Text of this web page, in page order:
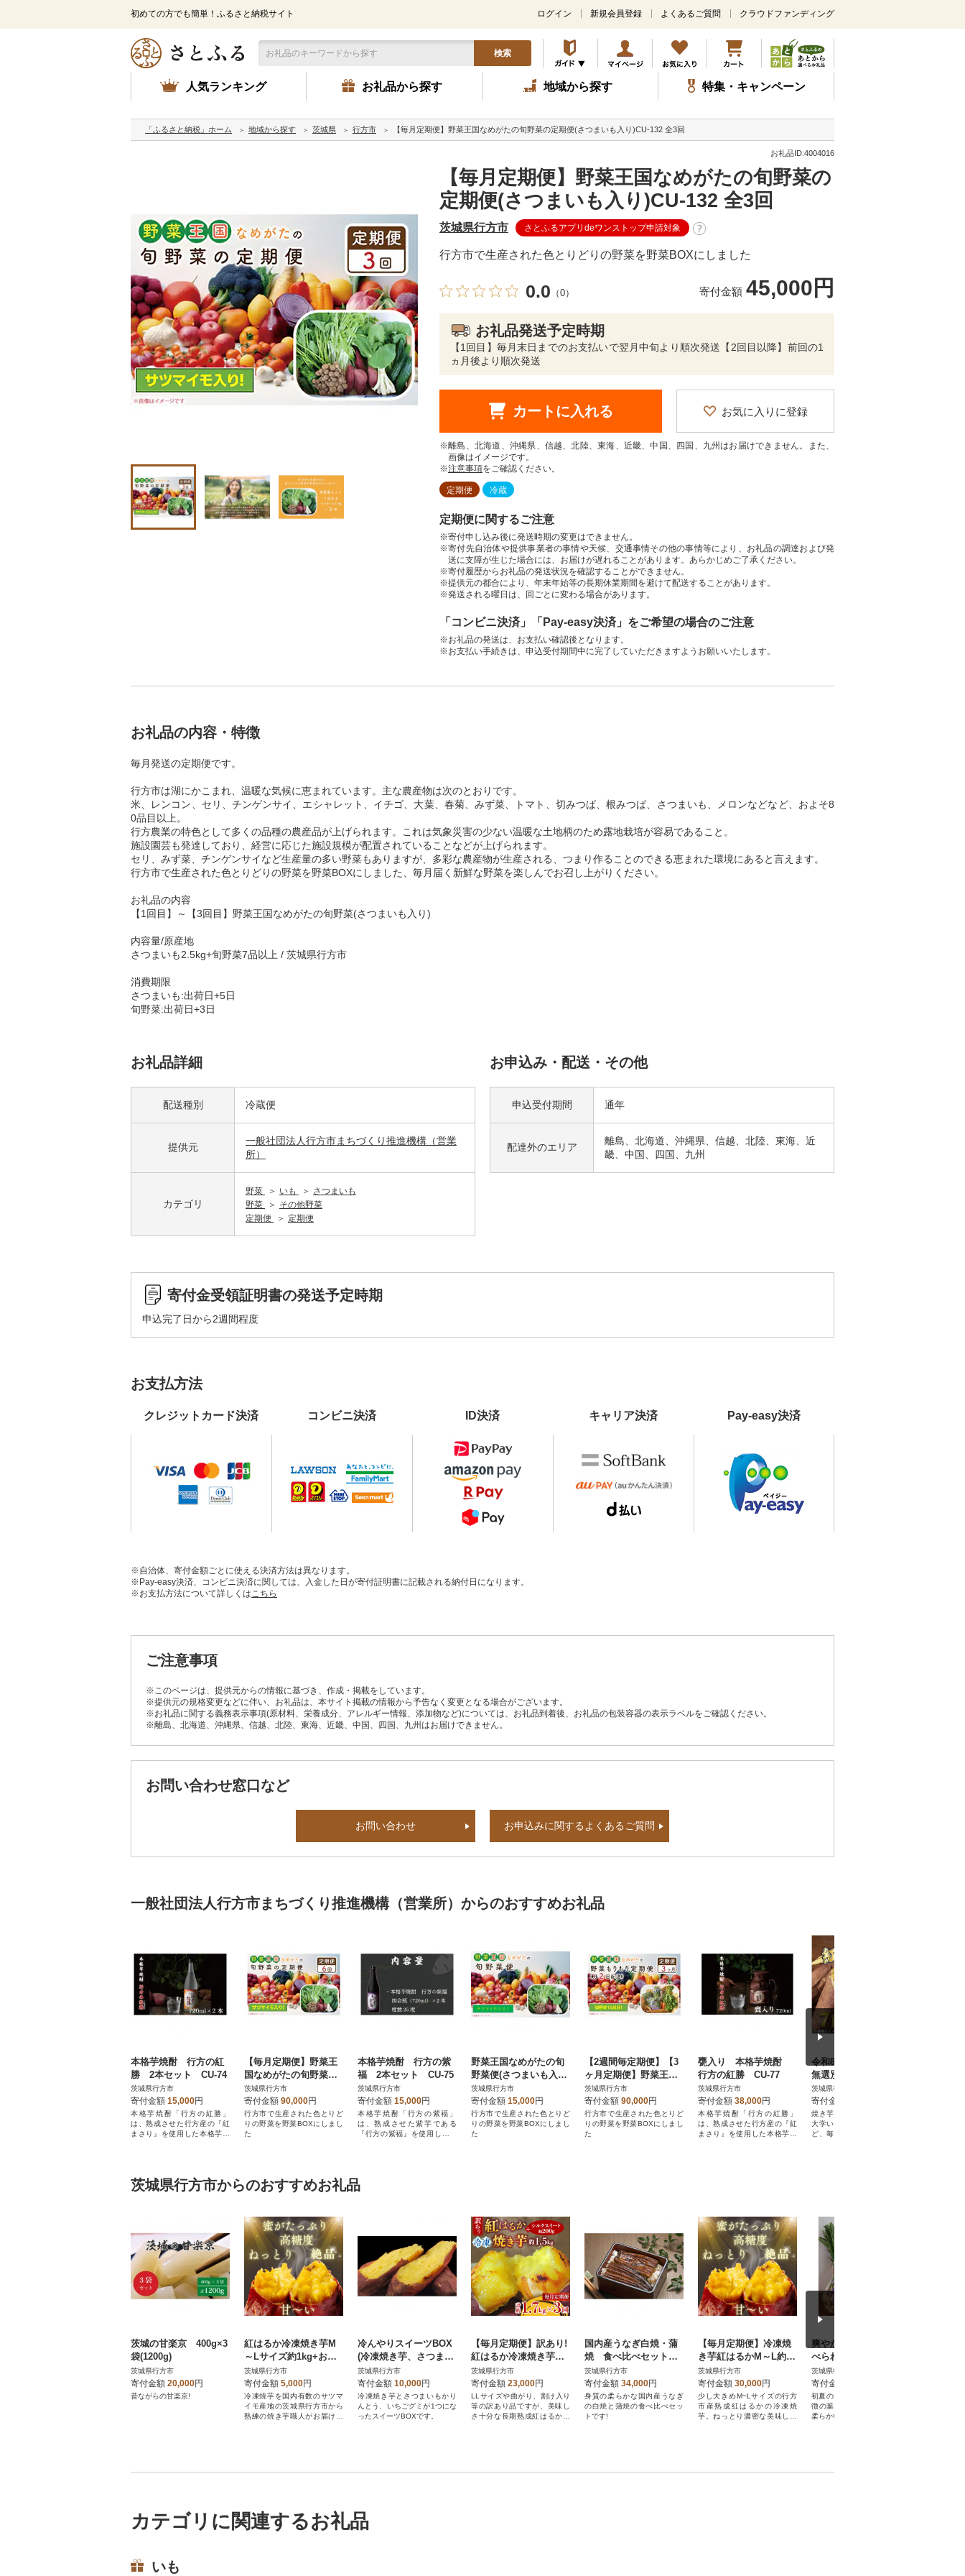
初めての方でも簡単！ふるさと納税サイト
メ
ン
コ
ン
テ
ツ
に
ッ
プ
ログイン 新規会員登録 よくあるご質問 クラウドファンディング
検索
人気ランキング お礼品から探す 地域から探す 特集・キャンペーン
「ふるさと納税」ホーム 地域から探す 茨城県 行方市 【毎月定期便】野菜王国なめがたの旬野菜の定期便(さつまいも入り)CU-132 全3回
お礼品ID:4004016
【毎月定期便】野菜王国なめがたの旬野菜の
定期便(さつまいも入り)CU-132 全3回
茨城県行方市 さとふるアプリdeワンストップ申請対象
行方市で生産された色とりどりの野菜を野菜BOXにしました
0.0 （0） 寄付金額 45,000円
お礼品発送予定時期
【1回目】毎月末日までのお支払いで翌月中旬より順次発送【2回目以降】前回の1
ヵ月後より順次発送
カートに入れる お気に入りに登録
※離島、北海道、沖縄県、信越、北陸、東海、近畿、中国、四国、九州はお届けできません。また、
画像はイメージです。
※注意事項をご確認ください。
定期便 冷蔵
定期便に関するご注意
※寄付申し込み後に発送時期の変更はできません。
※寄付先自治体や提供事業者の事情や天候、交通事情その他の事情等により、お礼品の調達および発
送に支障が生じた場合には、お届けが遅れることがあります。あらかじめご了承ください。
※寄付履歴からお礼品の発送状況を確認することができません。
※提供元の都合により、年末年始等の長期休業期間を避けて配送することがあります。
※発送される曜日は、回ごとに変わる場合があります。
「コンビニ決済」「Pay-easy決済」をご希望の場合のご注意
※お礼品の発送は、お支払い確認後となります。
※お支払い手続きは、申込受付期間中に完了していただきますようお願いいたします。
お礼品の内容・特徴
毎月発送の定期便です。
行方市は湖にかこまれ、温暖な気候に恵まれています。主な農産物は次のとおりです。
米、レンコン、セリ、チンゲンサイ、エシャレット、イチゴ、大葉、春菊、みず菜、トマト、切みつば、根みつば、さつまいも、メロンなどなど、およそ8
0品目以上。
行方農業の特色として多くの品種の農産品が上げられます。これは気象災害の少ない温暖な土地柄のため露地栽培が容易であること。
施設園芸も発達しており、経営に応じた施設規模が配置されていることなどが上げられます。
セリ、みず菜、チンゲンサイなど生産量の多い野菜もありますが、多彩な農産物が生産される、つまり作ることのできる恵まれた環境にあると言えます。
行方市で生産された色とりどりの野菜を野菜BOXにしました、毎月届く新鮮な野菜を楽しんでお召し上がりください。
お礼品の内容
【1回目】～【3回目】野菜王国なめがたの旬野菜(さつまいも入り)
内容量/原産地
さつまいも2.5kg+旬野菜7品以上 / 茨城県行方市
消費期限
さつまいも:出荷日+5日
旬野菜:出荷日+3日
お礼品詳細
配送種別 冷蔵便
提供元
一般社団法人行方市まちづくり推進機構（営業
所）
カテゴリ
野菜 いも
さつまいも
野菜
その他野菜
定期便
定期便
お申込み・配送・その他
申込受付期間 通年
配達外のエリア
離島、北海道、沖縄県、信越、北陸、東海、近
畿、中国、四国、九州
寄付金受領証明書の発送予定時期
申込完了日から2週間程度
お支払方法
クレジットカード決済 コンビニ決済 ID決済 キャリア決済 Pay-easy決済
※自治体、寄付金額ごとに使える決済方法は異なります。
※Pay-easy決済、コンビニ決済に関しては、入金した日が寄付証明書に記載される納付日になります。
※お支払方法について詳しくはこちら
ご注意事項
※このページは、提供元からの情報に基づき、作成・掲載をしています。
※提供元の規格変更などに伴い、お礼品は、本サイト掲載の情報から予告なく変更となる場合がございます。
※お礼品に関する義務表示事項(原材料、栄養成分、アレルギー情報、添加物など)については、お礼品到着後、お礼品の包装容器の表示ラベルをご確認ください。
※離島、北海道、沖縄県、信越、北陸、東海、近畿、中国、四国、九州はお届けできません。
お問い合わせ窓口など
お問い合わせ お申込みに関するよくあるご質問
一般社団法人行方市まちづくり推進機構（営業所）からのおすすめお礼品
本格芋焼酎 行方の紅
勝 2本セット CU-74
茨城県行方市
寄付金額 15,000円
本格芋焼酎「行方の紅勝」
は、熟成させた行方産の『紅
まさり』を使用した本格芋焼
【毎月定期便】野菜王
国なめがたの旬野菜の
定期便(さつまいも入り)
CU-133 全6回
茨城県行方市
寄付金額 90,000円
行方市で生産された色とりど
りの野菜を野菜BOXにしまし
た
本格芋焼酎 行方の紫
福 2本セット CU-75
茨城県行方市
寄付金額 15,000円
本格芋焼酎「行方の紫福」
は、熟成させた紫芋である
『行方の紫福』を使用した本
野菜王国なめがたの旬
野菜便(さつまいも入り)
CU-131
茨城県行方市
寄付金額 15,000円
行方市で生産された色とりど
りの野菜を野菜BOXにしまし
た
【2週間毎定期便】【3
ヶ月定期便】野菜王国
なめがたの野菜もりも
り定期便 月2回発送C
U-140全6回
茨城県行方市
寄付金額 90,000円
行方市で生産された色とりど
りの野菜を野菜BOXにしまし
た
甕入り 本格芋焼酎
行方の紅勝 CU-77
茨城県行方市
寄付金額 38,000円
本格芋焼酎「行方の紅勝」
は、熟成させた行方産の『紅
まさり』を使用した本格芋焼
令和8年度産 訳あり・
無選別 行方台地のさ
つまいも 紅はるか約7
kg CU-55-7
茨城県行方市
寄付金額
焼き芋・蒸かし芋・天ぷら・
大学いも、スイートポテトな
ど、毎日の食卓やおやつに幅
茨城県行方市からのおすすめお礼品
茨城の甘楽京 400g×3
袋(1200g)
茨城県行方市
寄付金額 20,000円
昔ながらの甘楽京!
紅はるか冷凍焼き芋M
～Lサイズ約1kg+おす
すめ別品種冷凍焼芋200
g(合計約1.2kg)
茨城県行方市
寄付金額 5,000円
冷凍焼芋を国内有数のサツマ
イモ産地の茨城県行方市から
熟練の焼き芋職人がお届けし
冷んやりスイーツBOX
(冷凍焼き芋、さつまい
もかりんとう、いちご
グミ)
茨城県行方市
寄付金額 10,000円
冷凍焼き芋とさつまいもかり
んとう、いちごグミが1つにな
ったスイーツBOXです。
【毎月定期便】訳あり!
紅はるか冷凍焼き芋約
1.5キロ+シルクスイー
ト200g 計約1.7キロ全3
回
茨城県行方市
寄付金額 23,000円
LLサイズや曲がり、割け入り
等の訳あり品ですが、美味し
さ十分な長期熟成紅はるかの
国内産うなぎ白焼・蒲
焼 食べ比べセット各2
尾 合計4尾!
茨城県行方市
寄付金額 34,000円
身質の柔らかな国内産うなぎ
の白焼と蒲焼の食べ比べセッ
トです!
【毎月定期便】冷凍焼
き芋紅はるかM～L約1k
g+おすすめ別品種約20
0g全6回
茨城県行方市
寄付金額 30,000円
少し大きめM~Lサイズの行方
市産熟成紅はるかの冷凍焼
芋。ねっとり濃密な美味しさ
爽やかな辛味 生で食
べられる「葉しょう
が」4kg
茨城県行方市
寄付金額
初夏の逸品!爽やかな辛味が特
徴の葉ごと収穫した若採りの
柔らかい葉しょうがです
カテゴリに関連するお礼品
いも